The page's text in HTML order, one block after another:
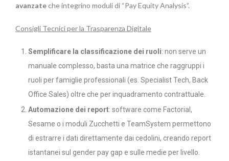
avanzateche integrino moduli di “Pay Equity Analysis”.
Consigli Tecnici per la Trasparenza Digitale
Semplificare la classificazione dei ruoli: non serve un
manuale complesso, basta una matrice che raggruppi i
ruoli per famiglie professionali (es. Specialist Tech, Back
Office Sales) oltre che per inquadramento contrattuale.
Automazione dei report: software come Factorial,
Sesame o i moduli Zucchetti e TeamSystem permettono
di estrarre i dati direttamente dai cedolini, creando report
istantanei sul gender pay gap e sulle medie per livello.